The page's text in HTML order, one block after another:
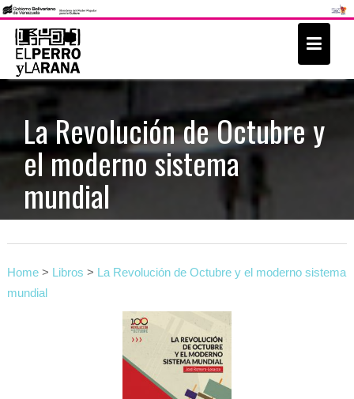
p
c
La Revolución de Octubre y
el moderno sistema
mundial
Home> Libros > La Revolución de Octubre y el moderno sistema
mundial